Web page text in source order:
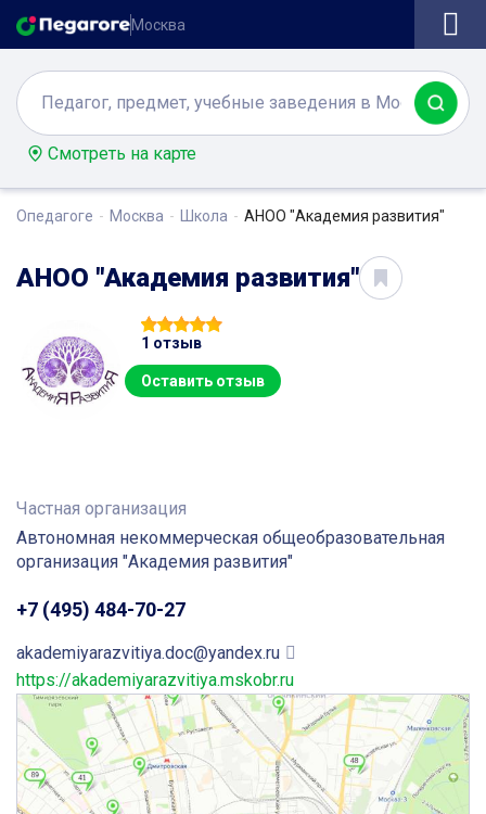
Москва
Смотреть на карте
Опедагоге Москва Школа АНОО "Академия развития"
АНОО "Академия развития"
1 отзыв
Оставить отзыв
Частная организация
Автономная некоммерческая общеобразовательная
организация "Академия развития"
+7 (495) 484-70-27
akademiyarazvitiya.doc@yandex.ru
https://akademiyarazvitiya.mskobr.ru